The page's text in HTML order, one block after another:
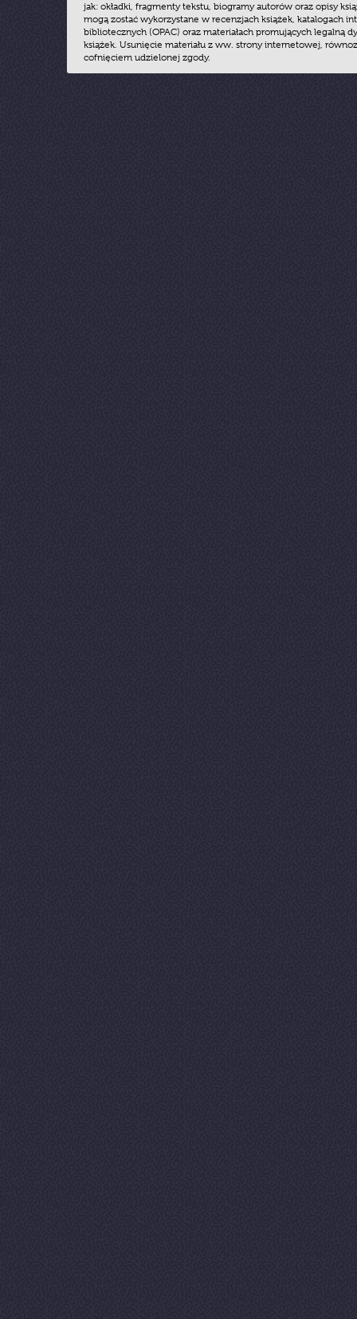
jak: okładki, fragmenty tekstu, biogramy autorów oraz opisy
mogą zostać wykorzystane w recenzjach książek, katalogach
bibliotecznych (OPAC) oraz materiałach promujących legalną
książek. Usunięcie materiału z ww. strony internetowej,
cofnięciem udzielonej zgody.